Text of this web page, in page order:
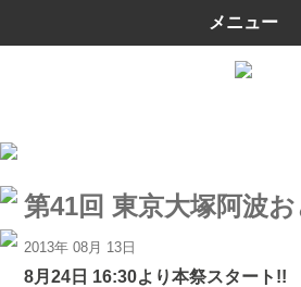
メニュー
第41回 東京大塚阿波お
2013年 08月 13日
8月24日 16:30より本祭スタート!!